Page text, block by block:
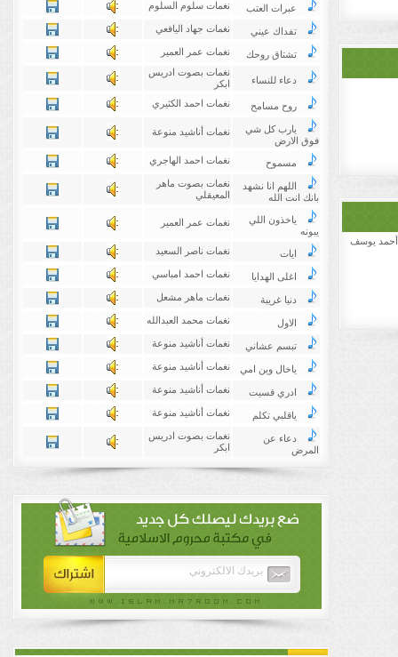
عبرات العتب نغمات سلوم السلوم
تفداك عيني نغمات جهاد اليافعي
تشتاق روحك نغمات عمر العمير
دعاء للنساء
نغمات بصوت ادريس
ابكر
روح مسامح نغمات احمد الكثيري
يارب كل شي
فوق الارض
نغمات أناشيد منوعة
مسموح نغمات احمد الهاجري
اللهم انا نشهد
بانك انت الله
نغمات بصوت ماهر
المعيقلي
ياخذون اللي
يبونه
نغمات عمر العمير
ايات نغمات ناصر السعيد
اغلى الهدايا نغمات احمد امباسي
دنيا غريبة نغمات ماهر مشعل
الاول نغمات محمد العبدالله
تبسم عشاني نغمات أناشيد منوعة
ياخال وين امي نغمات أناشيد منوعة
ادري قسيت نغمات أناشيد منوعة
ياقلبي تكلم نغمات أناشيد منوعة
دعاء عن
المرض
نغمات بصوت ادريس
ابكر
أحمد يوسف